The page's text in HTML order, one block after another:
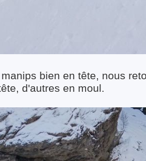
bien en tête, nous
d'autres en moul.